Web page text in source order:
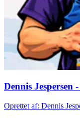
Dennis Jespersen
Oprettet af: Dennis